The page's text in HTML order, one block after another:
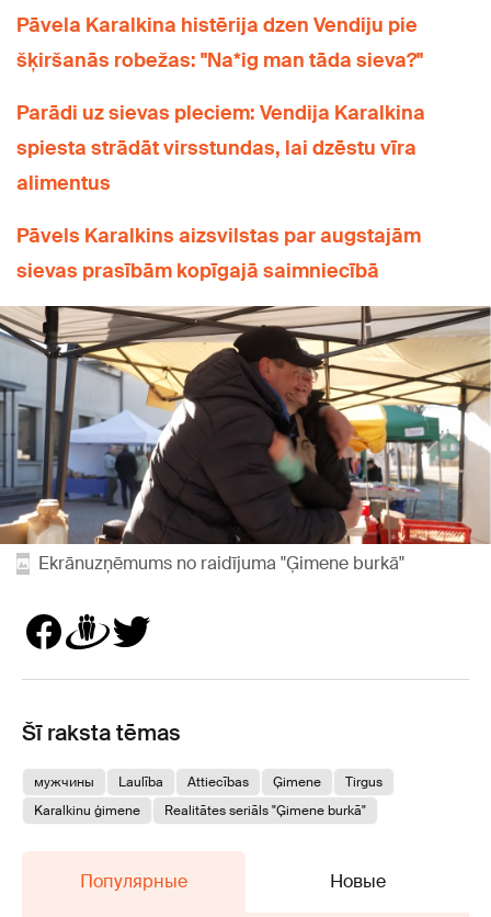
Pāvela Karalkina histērija dzen Vendiju pie
šķiršanās robežas: "Na*ig man tāda sieva?"
Parādi uz sievas pleciem: Vendija Karalkina
spiesta strādāt virsstundas, lai dzēstu vīra
alimentus
Pāvels Karalkins aizsvilstas par augstajām
sievas prasībām kopīgajā saimniecībā
Ekrānuzņēmums no raidījuma "Ģimene burkā"
Šī raksta tēmas
мужчины Laulība Attiecības Ģimene
Tirgus
Karalkinu ģimene
Realitātes seriāls "Ģimene burkā"
Популярные Новые